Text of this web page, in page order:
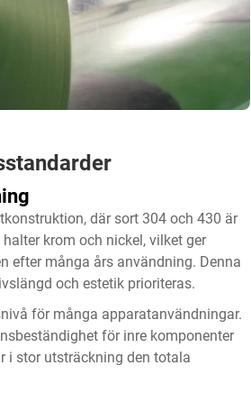
där sort 304 och 430 är
krom och nickel, vilket ger
efter många års användning. Denna
och estetik prioriteras.
för många apparatanvändningar.
för inre komponenter
i stor utsträckning den totala